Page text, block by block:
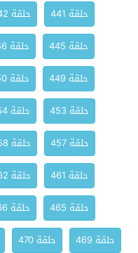
حلقة 441 حلقة 442
حلقة 445
حلقة 446
حلقة 449
حلقة 450
حلقة 453
حلقة 454
حلقة 457
حلقة 458
حلقة 461
حلقة 462
حلقة 465
حلقة 466
حلقة 469
حلقة 470